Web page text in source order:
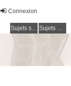
Connexion
Sujets sans réponse Sujets actifs